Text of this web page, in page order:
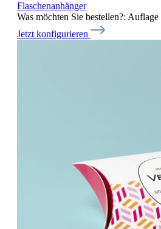
Flaschenanhänger
Was möchten Sie bestellen?: Auflage
Jetzt konfigurieren